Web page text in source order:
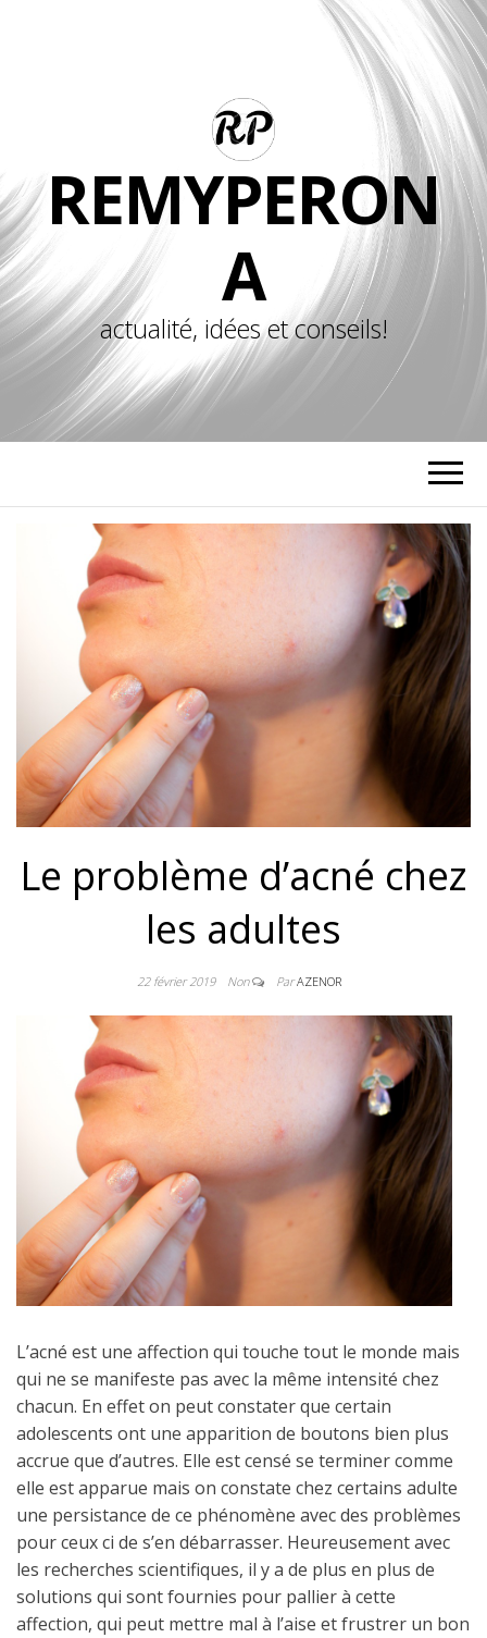
REMYPERON
A
actualité, idées et conseils!
Le problème d’acné chez
les adultes
22 février 2019 Non ParAZENOR
L’acné est une affection qui touche tout le monde mais
qui ne se manifeste pas avec la même intensité chez
chacun. En effet on peut constater que certain
adolescents ont une apparition de boutons bien plus
accrue que d’autres. Elle est censé se terminer comme
elle est apparue mais on constate chez certains adulte
une persistance de ce phénomène avec des problèmes
pour ceux ci de s’en débarrasser. Heureusement avec
les recherches scientifiques, il y a de plus en plus de
solutions qui sont fournies pour pallier à cette
affection, qui peut mettre mal à l’aise et frustrer un bon